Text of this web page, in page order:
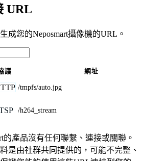
URL
成您的Neposmart攝像機的URL。
議 網址
/tmpfs/auto.jpg
/h264_stream
的產品沒有任何聯繫、連接或關聯。
是由社群共同提供的，可能不完整、